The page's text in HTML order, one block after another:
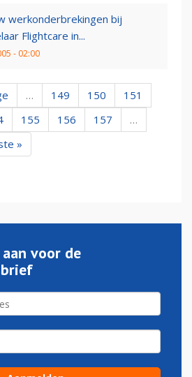
werkonderbrekingen bij
Flightcare in...
- 02:00
… 149 150
151
155 156 157
…
»
voor de